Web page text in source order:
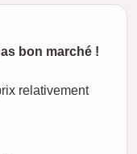
bon marché !
relativement